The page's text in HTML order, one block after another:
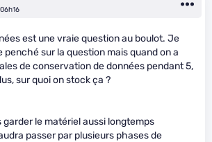
est une vraie question au boulot. Je
penché sur la question mais quand on a
de conservation de données pendant 5,
sur quoi on stock ça ?
garder le matériel aussi longtemps
passer par plusieurs phases de